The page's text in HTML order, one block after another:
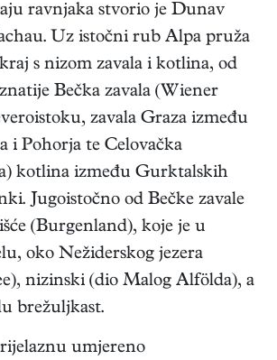
ravnjaka stvorio je Dunav
Uz istočni rub Alpa pruža
s nizom zavala i kotlina, od
Bečka zavala (Wiener
zavala Graza između
i Pohorja te Celovačka
kotlina između Gurktalskih
Jugoistočno od Bečke zavale
(Burgenland), koje je u
oko Nežiderskog jezera
nizinski (dio Malog Alfölda), a
brežuljkast.
umjereno